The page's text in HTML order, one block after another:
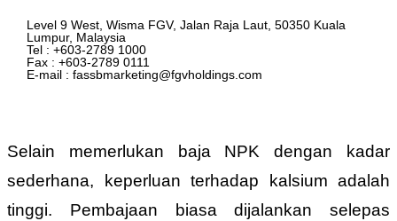
Level 9 West, Wisma FGV, Jalan Raja Laut, 50350 Kuala
Lumpur, Malaysia
Tel : +603-2789 1000
Fax : +603-2789 0111
E-mail : fassbmarketing@fgvholdings.com
Selain memerlukan baja NPK dengan kadar
sederhana, keperluan terhadap kalsium adalah
tinggi. Pembajaan biasa dijalankan selepas